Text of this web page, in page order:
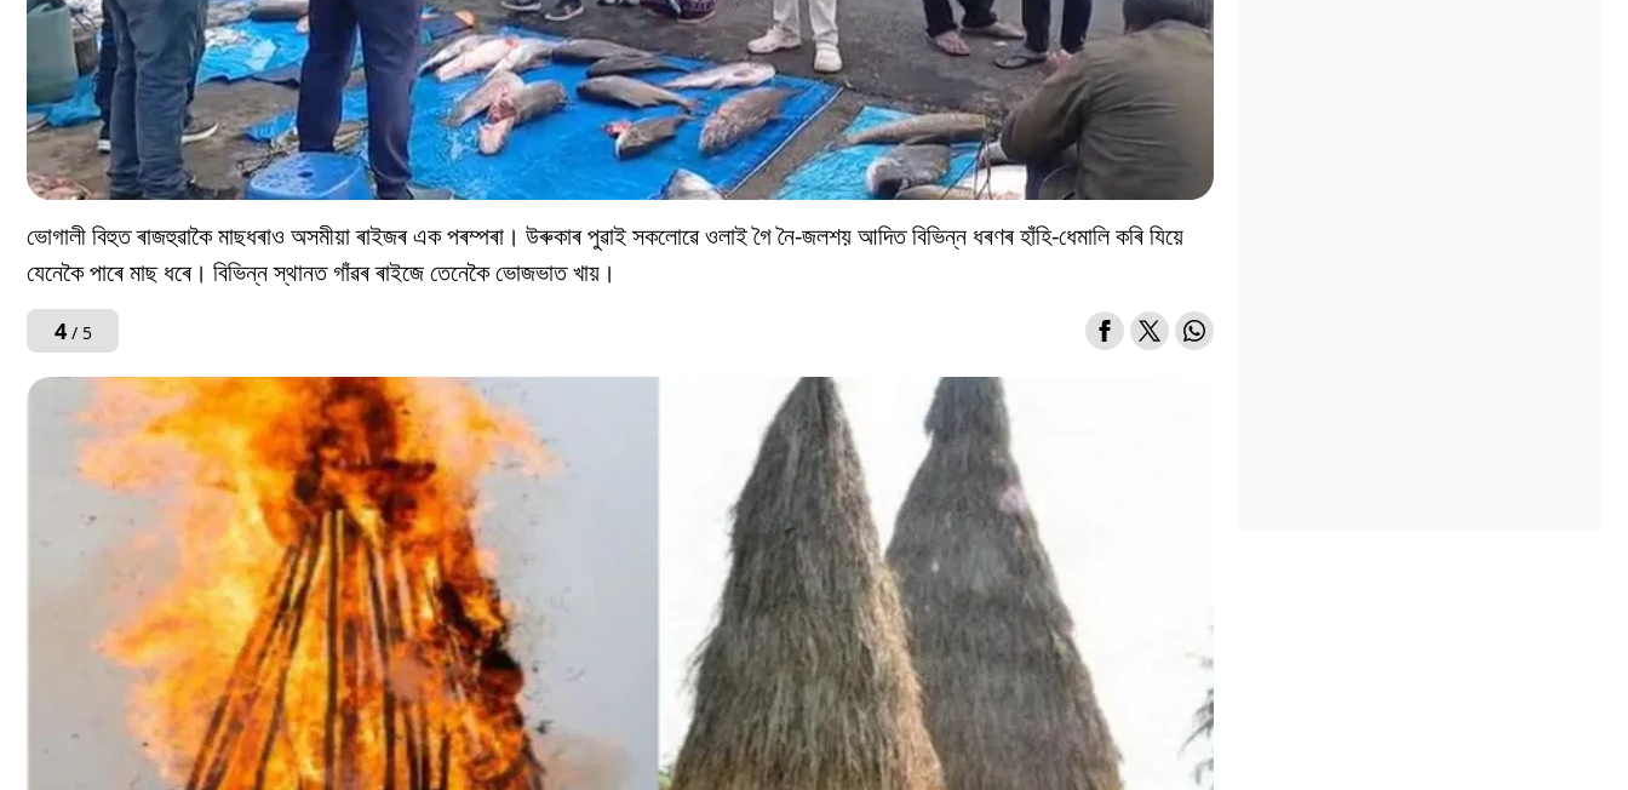
ভোগালী বিহুত ৰাজহুৱাকৈ মাছধৰাও অসমীয়া ৰাইজৰ এক পৰম্পৰা। উৰুকাৰ পুৱাই সকলোৱে ওলাই গৈ নৈ-জলশয় আদিত বিভিন্ন ধৰণৰ হাঁহি-ধেমালি কৰি যিয়ে
যেনেকৈ পাৰে মাছ ধৰে। বিভিন্ন স্থানত গাঁৱৰ ৰাইজে তেনেকৈ ভোজভাত খায়।
4/ 5